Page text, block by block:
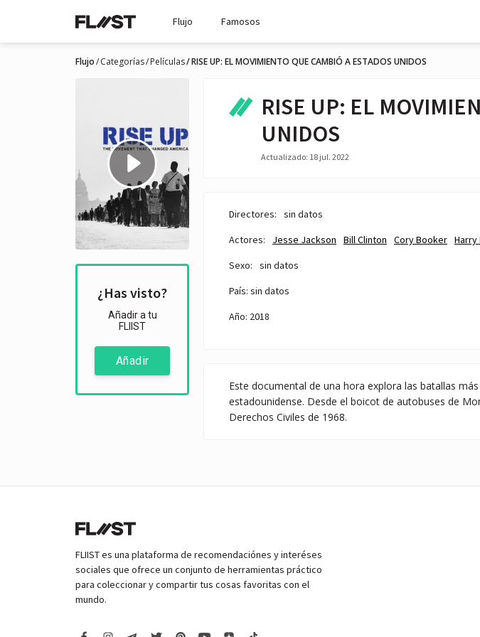
Flujo Famosos
Flujo Categorías Películas RISE UP: EL MOVIMIENTO QUE CAMBIÓ A ESTADOS UNIDOS
¿Has visto?
Añadir a tu
FLIIST
Añadir
RISE UP: EL
UNIDOS
Actualizado: 18 jul. 2022
Directores:
sin datos
Actores:
Jesse Jackson Bill Clinton Cory Booker
Sexo:
sin datos
País: sin datos
Año: 2018
Este documental de una hora explora las batallas
estadounidense. Desde el boicot de autobuses de
Derechos Civiles de 1968.
FLIIST es una plataforma de recomendaciónes y interéses
sociales que ofrece un conjunto de herramientas práctico
para coleccionar y compartir tus cosas favoritas con el
mundo.